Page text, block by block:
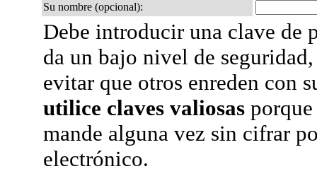
Su nombre (opcional):
Debe introducir una clave de
da un bajo nivel de
evitar que otros enreden con
utilice claves valiosas
mande alguna vez sin cifrar
electrónico.